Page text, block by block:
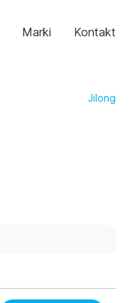
Marki Kontakt
Jilong